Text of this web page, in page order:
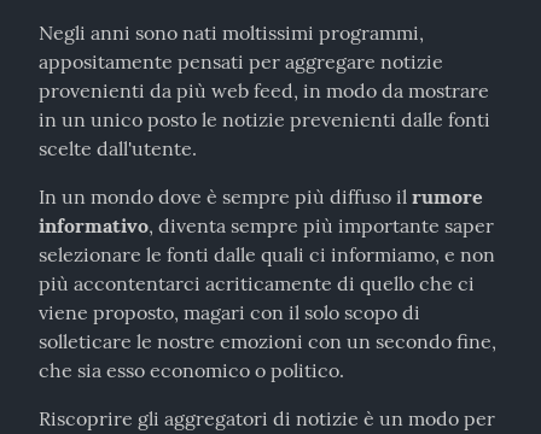
Negli anni sono nati moltissimi programmi,
appositamente pensati per aggregare notizie
provenienti da più web feed, in modo da mostrare
in un unico posto le notizie prevenienti dalle fonti
scelte dall'utente.
In un mondo dove è sempre più diffuso il rumore
informativo, diventa sempre più importante saper
selezionare le fonti dalle quali ci informiamo, e non
più accontentarci acriticamente di quello che ci
viene proposto, magari con il solo scopo di
solleticare le nostre emozioni con un secondo fine,
che sia esso economico o politico.
Riscoprire gli aggregatori di notizie è un modo per